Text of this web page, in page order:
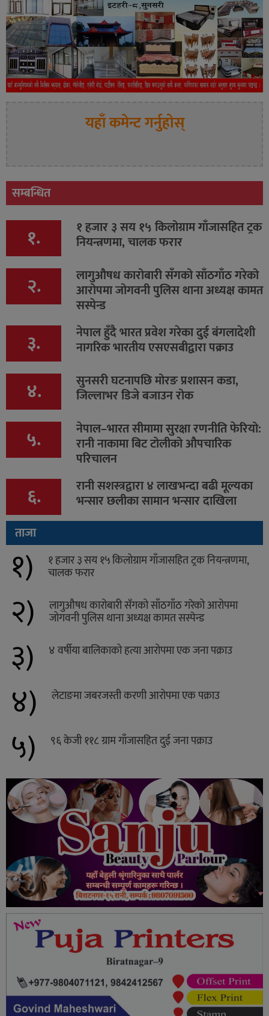
यहाँ कमेन्ट गर्नुहोस्
सम्बन्धित
१. १ हजार ३ सय १५ किलोग्राम गाँजासहित ट्रक
नियन्त्रणमा, चालक फरार
२. लागुऔषध कारोबारी सँगको साँठगाँठ गरेको
आरोपमा जोगवनी पुलिस थाना अध्यक्ष कामत
सस्पेन्ड
३. नेपाल हुँदै भारत प्रवेश गरेका दुई बंगलादेशी
नागरिक भारतीय एसएसबीद्वारा पक्राउ
४. सुनसरी घटनापछि मोरङ प्रशासन कडा,
जिल्लाभर डिजे बजाउन रोक
५. नेपाल–भारत सीमामा सुरक्षा रणनीति फेरियो:
रानी नाकामा बिट टोलीको औपचारिक
परिचालन
६. रानी सशस्त्रद्वारा ४ लाखभन्दा बढी मूल्यका
भन्सार छलीका सामान भन्सार दाखिला
ताजा
१) १ हजार ३ सय १५ किलोग्राम गाँजासहित ट्रक नियन्त्रणमा,
चालक फरार
२) लागुऔषध कारोबारी सँगको साँठगाँठ गरेको आरोपमा
जोगवनी पुलिस थाना अध्यक्ष कामत सस्पेन्ड
३) ४ वर्षीया बालिकाको हत्या आरोपमा एक जना पक्राउ
४) लेटाङमा जबरजस्ती करणी आरोपमा एक पक्राउ
५) ९६ केजी ११८ ग्राम गाँजासहित दुई जना पक्राउ